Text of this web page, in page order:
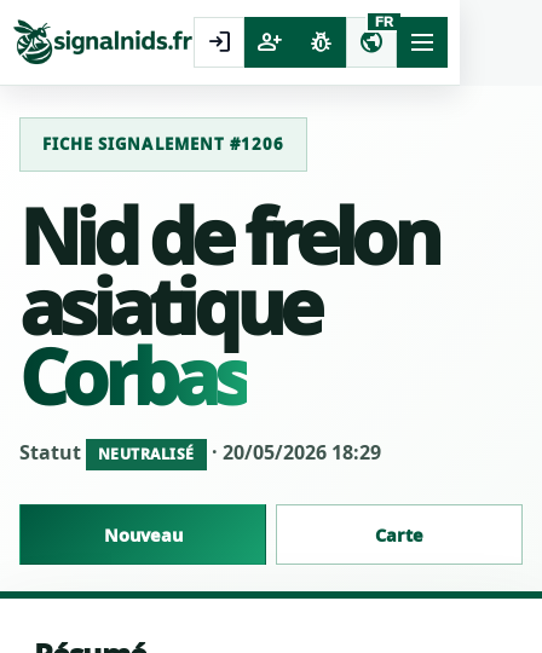
login person_add pest_control public
FR
FICHE SIGNALEMENT #1206
Nid de frelon
asiatique
Corbas
Statut NEUTRALISÉ · 20/05/2026 18:29
Nouveau Carte